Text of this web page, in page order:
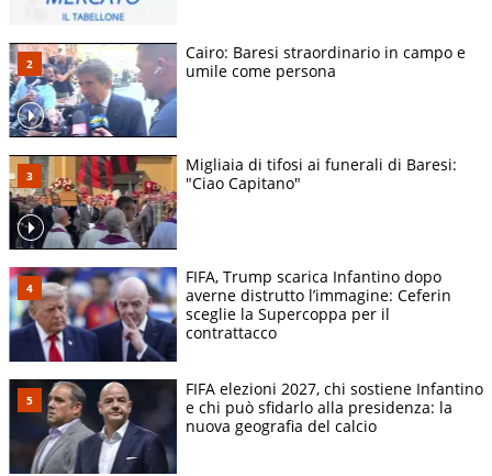
Cairo: Baresi straordinario in campo e
umile come persona
Migliaia di tifosi ai funerali di Baresi:
"Ciao Capitano"
FIFA, Trump scarica Infantino dopo
averne distrutto l’immagine: Ceferin
sceglie la Supercoppa per il
contrattacco
FIFA elezioni 2027, chi sostiene Infantino
e chi può sfidarlo alla presidenza: la
nuova geografia del calcio